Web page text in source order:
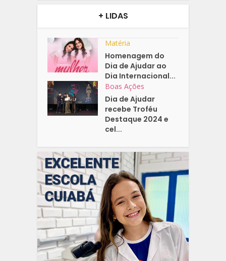
+ LIDAS
Matéria
Homenagem do
Dia de Ajudar ao
Dia Internacional...
Boas Ações
Dia de Ajudar
recebe Troféu
Destaque 2024 e
cel...